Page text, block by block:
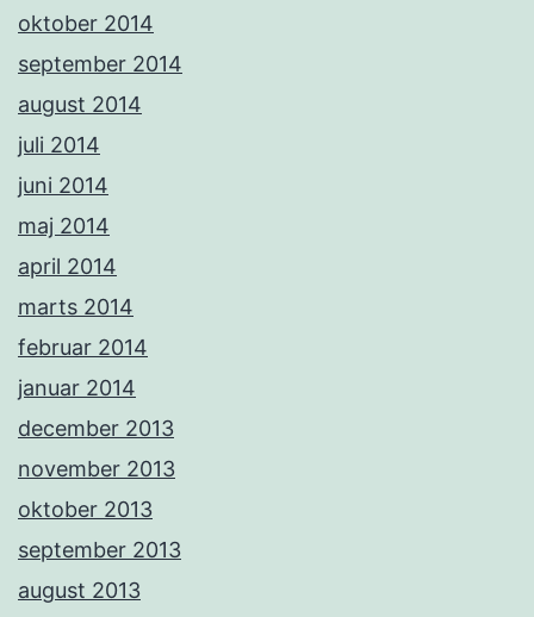
oktober 2014
september 2014
august 2014
juli 2014
juni 2014
maj 2014
april 2014
marts 2014
februar 2014
januar 2014
december 2013
november 2013
oktober 2013
september 2013
august 2013